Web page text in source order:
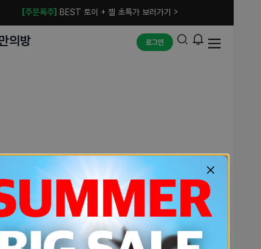
[주문폭주] BEST 토이 + 젤 초특가 보러가기 >
의방 로그인
예상치 못한 에러입니다.